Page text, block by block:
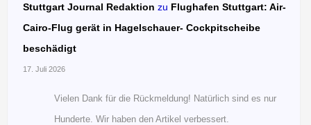
Stuttgart Journal Redaktion zu Flughafen Stuttgart: Air-
Cairo-Flug gerät in Hagelschauer- Cockpitscheibe
beschädigt
17. Juli 2026
Vielen Dank für die Rückmeldung! Natürlich sind es nur
Hunderte. Wir haben den Artikel verbessert.